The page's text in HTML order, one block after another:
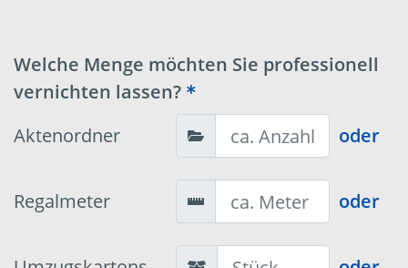
Welche Menge möchten Sie professionell
vernichten lassen?
Aktenordner
oder
Regalmeter oder